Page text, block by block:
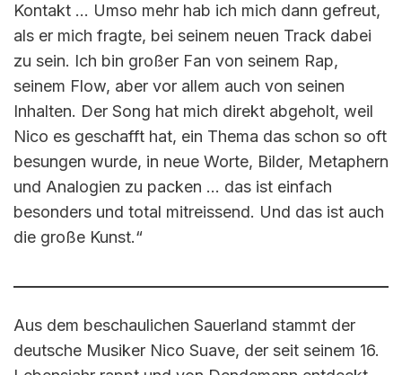
Kontakt … Umso mehr hab ich mich dann gefreut,
als er mich fragte, bei seinem neuen Track dabei
zu sein. Ich bin großer Fan von seinem Rap,
seinem Flow, aber vor allem auch von seinen
Inhalten. Der Song hat mich direkt abgeholt, weil
Nico es geschafft hat, ein Thema das schon so oft
besungen wurde, in neue Worte, Bilder, Metaphern
und Analogien zu packen … das ist einfach
besonders und total mitreissend. Und das ist auch
die große Kunst.“
Aus dem beschaulichen Sauerland stammt der
deutsche Musiker Nico Suave, der seit seinem 16.